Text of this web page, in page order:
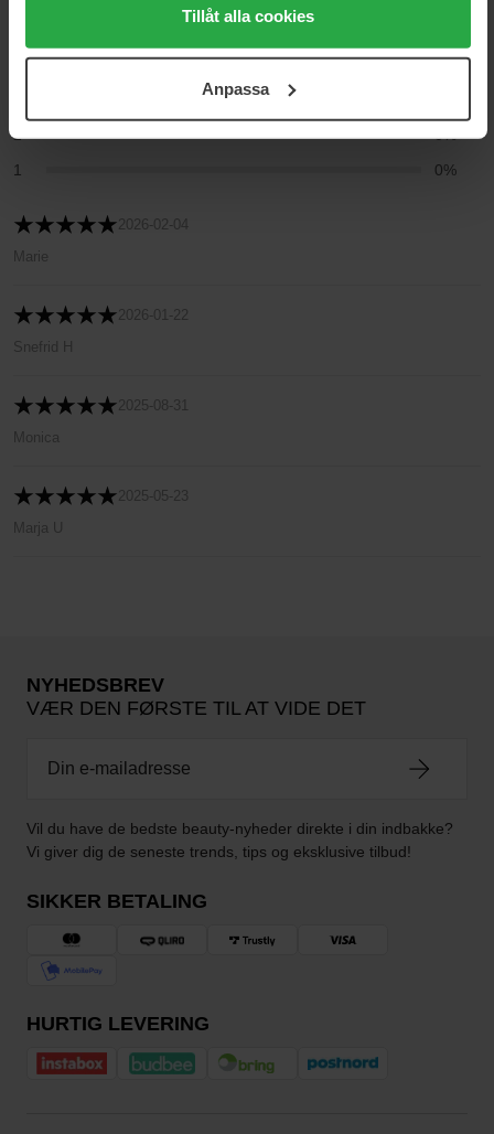
medan du under "Detaljer" kan anpassa användningen av
cookies. Du kan när som helst återkalla ditt samtycke.
Tillåt alla cookies
Anpassa
0%
2
0%
1
0%
2026-02-04
Marie
2026-01-22
Snefrid H
2025-08-31
Monica
2025-05-23
Marja U
NYHEDSBREV
VÆR DEN FØRSTE TIL AT VIDE DET
Vil du have de bedste beauty-nyheder direkte i din indbakke?
Vi giver dig de seneste trends, tips og eksklusive tilbud!
SIKKER BETALING
HURTIG LEVERING